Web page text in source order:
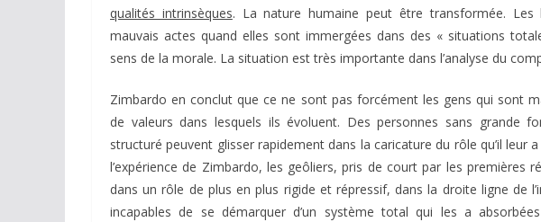
qualités intrinsèques. La nature humaine peut être transformée. Les
mauvais actes quand elles sont immergées dans des « situations
sens de la morale. La situation est très importante dans l’analyse du
Zimbardo en conclut que ce ne sont pas forcément les gens qui sont
de valeurs dans lesquels ils évoluent. Des personnes sans grande
structuré peuvent glisser rapidement dans la caricature du rôle qu’il leur
l’expérience de Zimbardo, les geôliers, pris de court par les premières
dans un rôle de plus en plus rigide et répressif, dans la droite ligne de
incapables de se démarquer d’un système total qui les a